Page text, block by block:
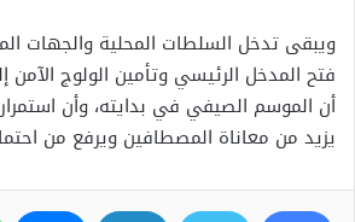
ويبقى تدخل السلطات المحلية والجهات
فتح المدخل الرئيسي وتأمين الولوج
أن الموسم الصيفي في بدايته، وأن
يزيد من معاناة المصطافين ويرفع من